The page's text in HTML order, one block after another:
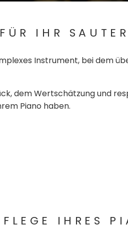
IHR
Instrument, bei dem
dem Wertschätzung und
Piano haben.
IHRES